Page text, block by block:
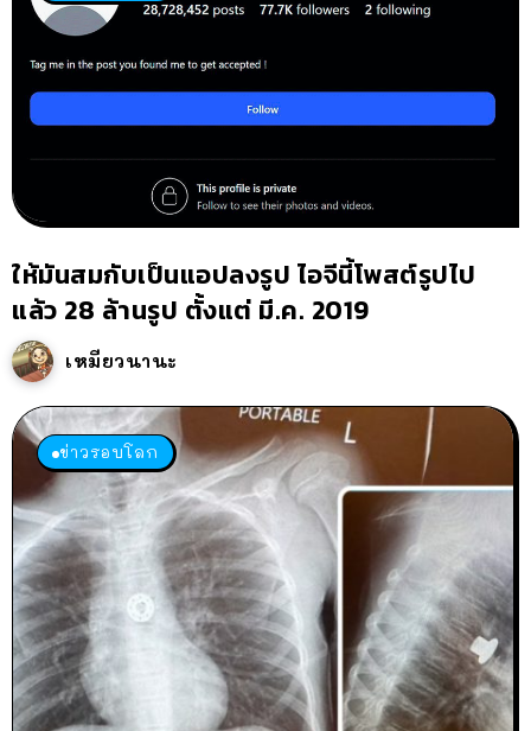
ให้มันสมกับเป็นแอปลงรูป ไอจีนี้โพสต์รูปไป
แล้ว 28 ล้านรูป ตั้งแต่ มี.ค. 2019
เหมียวนานะ
ข่าวรอบโลก